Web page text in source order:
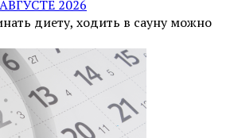
2026
диету, ходить в сауну можно